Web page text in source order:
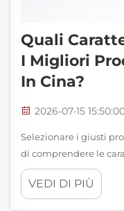
Quali
I Migliori
In Cina?
2026-07-15
Selezionare i giusti
di comprendere le
leader di settore dai
come un polo
VEDI DI PIÙ